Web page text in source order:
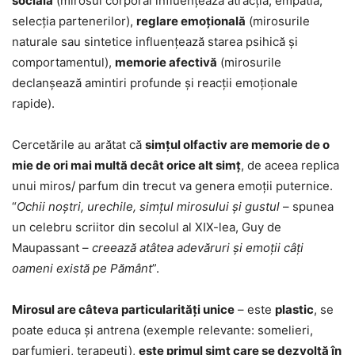
selecția partenerilor), reglare emoţională (mirosurile
naturale sau sintetice influențează starea psihică și
comportamentul), memorie afectivă (mirosurile
declanșează amintiri profunde și reacții emoționale
rapide).
Cercetările au arătat că simţul olfactiv are memorie de o
mie de ori mai multă decât orice alt simţ, de aceea replica
unui miros/ parfum din trecut va genera emoţii puternice.
“Ochii noştri, urechile, simţul mirosului şi gustul – spunea
un celebru scriitor din secolul al XIX-lea, Guy de
Maupassant – creează atâtea adevăruri şi emoţii câţi
oameni există pe Pământ”.
Mirosul are câteva particularităţi unice – este plastic, se
poate educa și antrena (exemple relevante: somelieri,
parfumieri, terapeuți), este primul simț care se dezvoltă în